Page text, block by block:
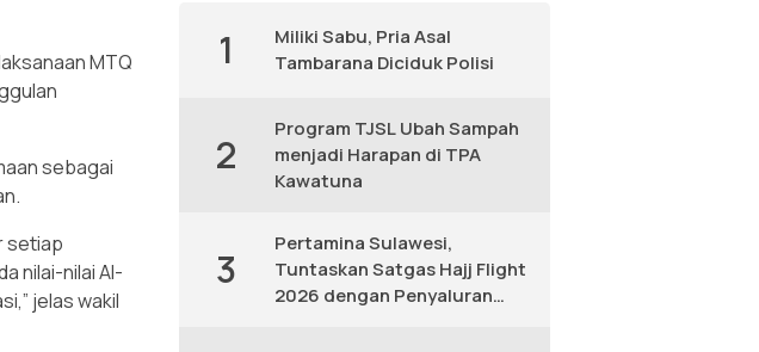
MTQ
sebagai
setiap
nilai-nilai Al-
jelas wakil
1
Miliki Sabu, Pria Asal
Tambarana Diciduk Polisi
2
Program TJSL Ubah Sampah
menjadi Harapan di TPA
Kawatuna
3
Pertamina Sulawesi,
Tuntaskan Satgas Hajj Flight
2026 dengan Penyaluran